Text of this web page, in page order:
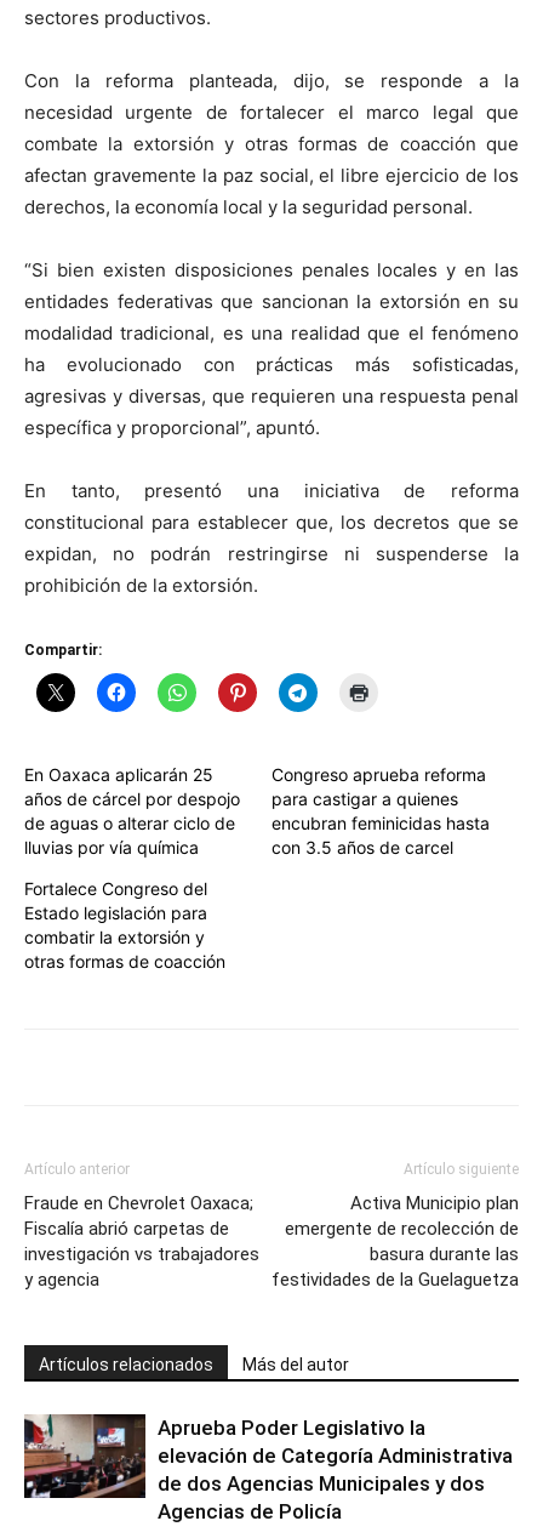
sectores productivos.
Con la reforma planteada, dijo, se responde a la
necesidad urgente de fortalecer el marco legal que
combate la extorsión y otras formas de coacción que
afectan gravemente la paz social, el libre ejercicio de los
derechos, la economía local y la seguridad personal.
“Si bien existen disposiciones penales locales y en las
entidades federativas que sancionan la extorsión en su
modalidad tradicional, es una realidad que el fenómeno
ha evolucionado con prácticas más sofisticadas,
agresivas y diversas, que requieren una respuesta penal
específica y proporcional”, apuntó.
En tanto, presentó una iniciativa de reforma
constitucional para establecer que, los decretos que se
expidan, no podrán restringirse ni suspenderse la
prohibición de la extorsión.
Compartir:
En Oaxaca aplicarán 25
años de cárcel por despojo
de aguas o alterar ciclo de
lluvias por vía química
Congreso aprueba reforma
para castigar a quienes
encubran feminicidas hasta
con 3.5 años de carcel
Fortalece Congreso del
Estado legislación para
combatir la extorsión y
otras formas de coacción
Artículo anterior
Fraude en Chevrolet Oaxaca;
Fiscalía abrió carpetas de
investigación vs trabajadores
y agencia
Artículo siguiente
Activa Municipio plan
emergente de recolección de
basura durante las
festividades de la Guelaguetza
Artículos relacionados Más del autor
Aprueba Poder Legislativo la
elevación de Categoría Administrativa
de dos Agencias Municipales y dos
Agencias de Policía